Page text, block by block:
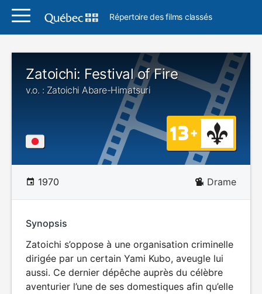
Répertoire des films classés
Zatoichi: Festival of Fire
v.o. : Zatoichi Abare-Himatsuri
1970 Drame
Synopsis
Zatoichi s’oppose à une organisation criminelle
dirigée par un certain Yami Kubo, aveugle lui
aussi. Ce dernier dépêche auprès du célèbre
aventurier l’une de ses domestiques afin qu’elle